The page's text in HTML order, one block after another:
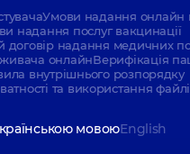
Умови надання онлайн
надання послуг вакцинації
договір надання медичних
онлайнВерифікація
внутрішнього розпорядку
та використання
мовоюEnglish